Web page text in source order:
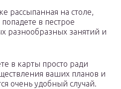
рассыпанная на столе,
в пестрое
разнообразных занятий и
в карты просто ради
ваших планов и
очень удобный случай.